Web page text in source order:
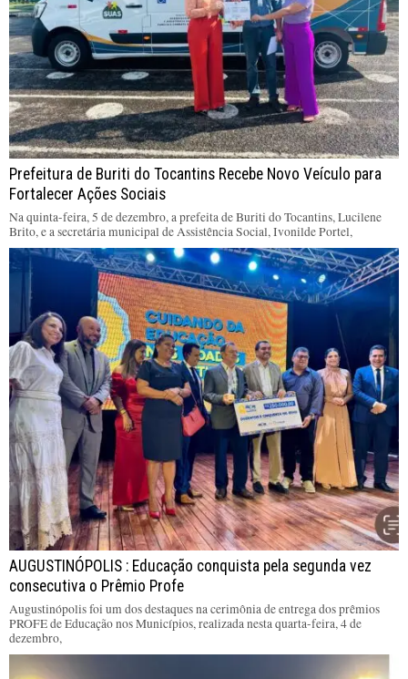
Prefeitura de Buriti do Tocantins Recebe Novo Veículo para
Fortalecer Ações Sociais
Na quinta-feira, 5 de dezembro, a prefeita de Buriti do Tocantins, Lucilene
Brito, e a secretária municipal de Assistência Social, Ivonilde Portel,
AUGUSTINÓPOLIS : Educação conquista pela segunda vez
consecutiva o Prêmio Profe
Augustinópolis foi um dos destaques na cerimônia de entrega dos prêmios
PROFE de Educação nos Municípios, realizada nesta quarta-feira, 4 de
dezembro,